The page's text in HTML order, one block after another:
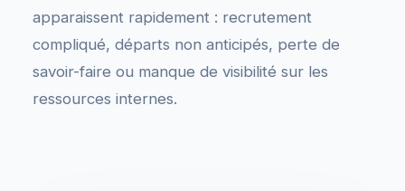
apparaissent rapidement : recrutement
compliqué, départs non anticipés, perte de
savoir-faire ou manque de visibilité sur les
ressources internes.